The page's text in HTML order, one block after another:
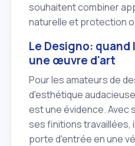
souhaitent combiner
naturelle et protection
Le Designo:
une œuvre d'art
Pour les amateurs de
d'esthétique
est une évidence. Avec
ses finitions travaillées,
porte d'entrée en une